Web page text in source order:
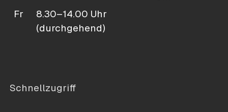
Fr
8.30–14.00 Uhr
(durchgehend)
Schnellzugriff